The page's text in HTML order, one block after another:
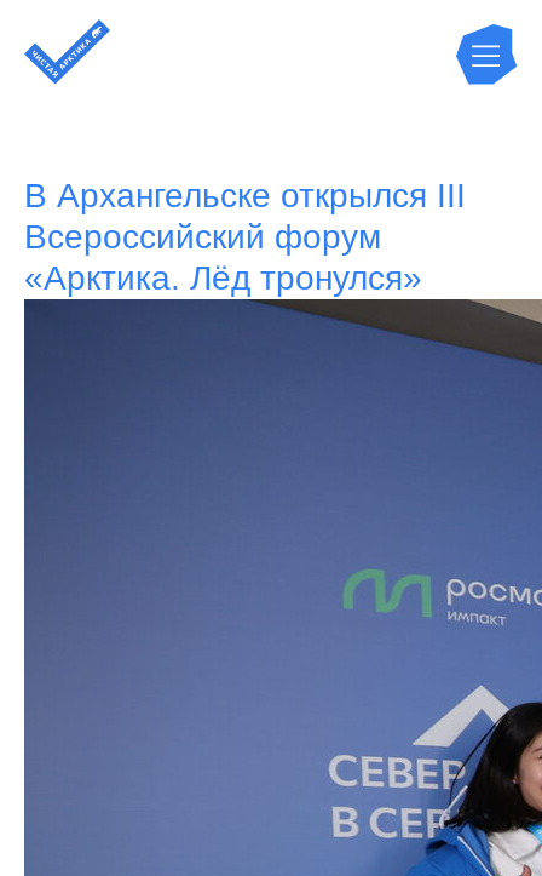
В Архангельске открылся III
Всероссийский форум
«Арктика. Лёд тронулся»